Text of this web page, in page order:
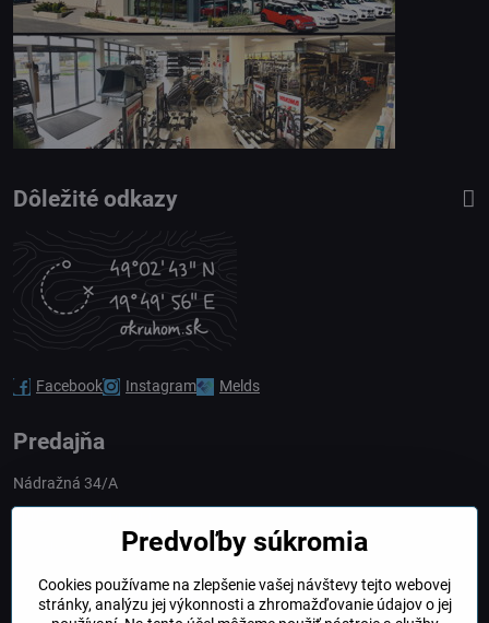
Dôležité odkazy
Facebook Instagram Melds
Predajňa
Nádražná 34/A
obchod​@northline​.sk
Predvoľby súkromia
Cookies používame na zlepšenie vašej návštevy tejto webovej
stránky, analýzu jej výkonnosti a zhromažďovanie údajov o jej